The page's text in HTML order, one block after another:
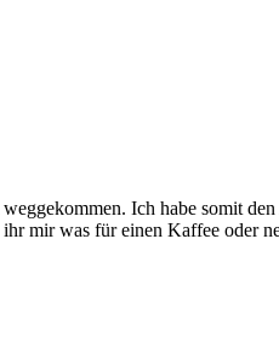
Ich habe somit
mir was für einen Kaffee oder